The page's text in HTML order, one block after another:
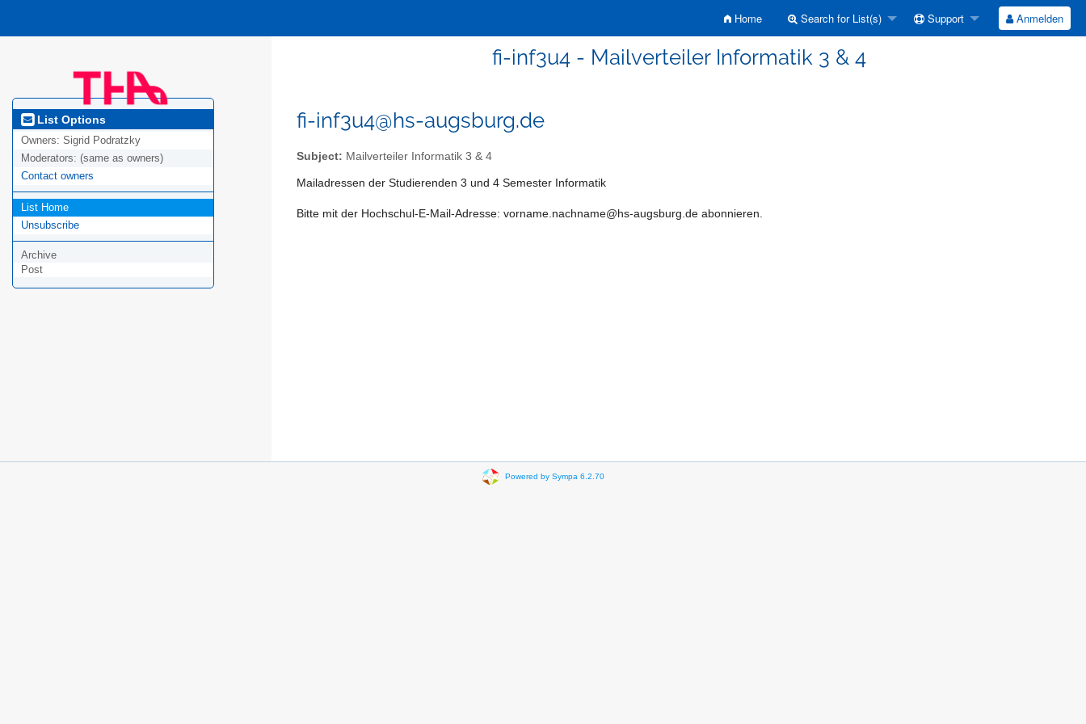
Home Search for List(s) Support Anmelden
fi-inf3u4 - Mailverteiler Informatik 3 & 4
List Options
Owners: Sigrid Podratzky
Moderators: (same as owners)
Contact owners
List Home
Unsubscribe
Archive
Post
fi-inf3u4@hs-augsburg.de
Subject: Mailverteiler Informatik 3 & 4
Mailadressen der Studierenden 3 und 4 Semester Informatik
Bitte mit der Hochschul-E-Mail-Adresse: vorname.nachname@hs-augsburg.de abonnieren.
Powered by Sympa 6.2.70